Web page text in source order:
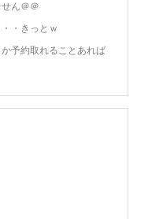
ん＠＠
・きっとｗ
予約取れることあれば